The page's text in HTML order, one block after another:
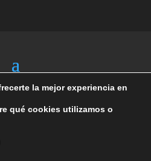
la mejor experiencia en
qué cookies utilizamos o